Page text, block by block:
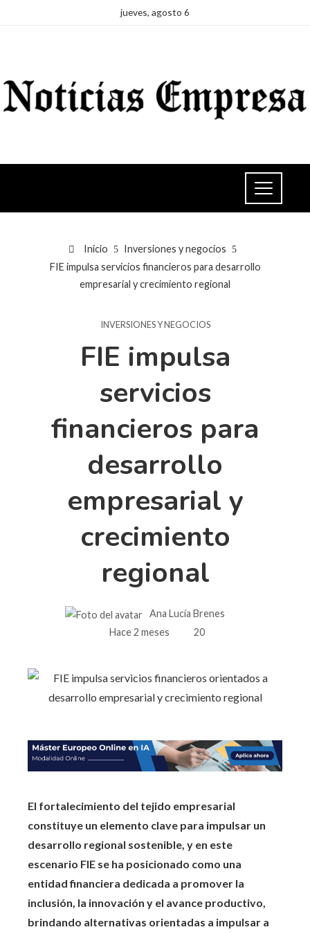
jueves, agosto 6
Inicio
Inversiones y negocios
FIE impulsa servicios financieros para desarrollo
empresarial y crecimiento regional
INVERSIONES Y NEGOCIOS
FIE impulsa
servicios
financieros para
desarrollo
empresarial y
crecimiento
regional
Ana Lucía Brenes
Hace 2 meses
20
El fortalecimiento del tejido empresarial
constituye un elemento clave para impulsar un
desarrollo regional sostenible, y en este
escenario FIE se ha posicionado como una
entidad financiera dedicada a promover la
inclusión, la innovación y el avance productivo,
brindando alternativas orientadas a impulsar a